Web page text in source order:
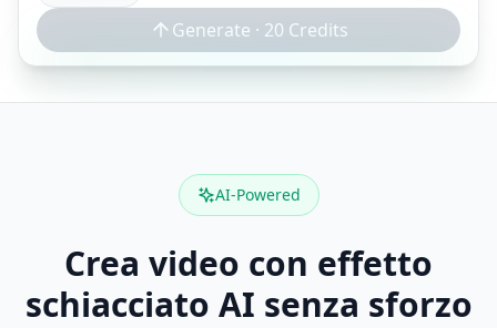
Generate · 20 Credits
AI-Powered
Crea video con effetto
schiacciato AI senza sforzo